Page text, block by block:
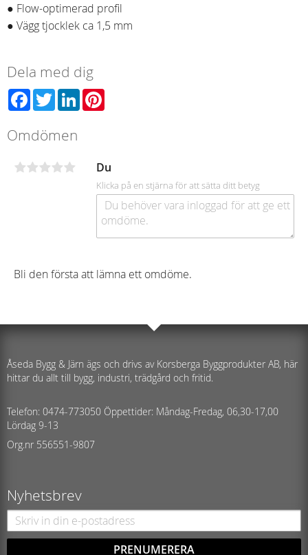
● Flow-optimerad profil
● Vägg tjocklek ca 1,5 mm
Dela med dig
Facebook
TwitterLinkedIn
Omdömen
Du
Klicka på en stjärna för att sätta ditt betyg
Bli den första att lämna ett omdöme.
Åseda Bygg & Järn ägs och drivs av Korsberga Byggprodukter AB, här
hittar du allt till bygg, industri, trädgård och fritid.
Telefon: 0474-773050 Öppettider: Måndag-Fredag, 06,30-17,00
Lördag 9-13
Org.nr 556551-9807
Nyhetsbrev
PRENUMERERA